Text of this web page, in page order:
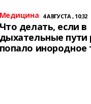
Медицина 4 АВГУСТА , 10:32
Что делать, если в
дыхательные пути
попало инородное